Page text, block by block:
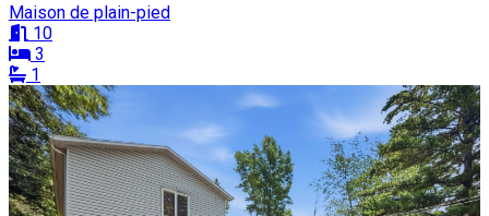
Maison de plain-pied
10
3
1